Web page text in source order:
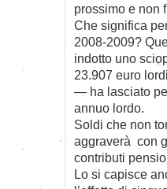
prossimo e non
Che significa
2008-2009?
indotto uno
23.907 euro
— ha lasciato
annuo lordo.
Soldi che non
aggraverà con
contributi
Lo si capisce